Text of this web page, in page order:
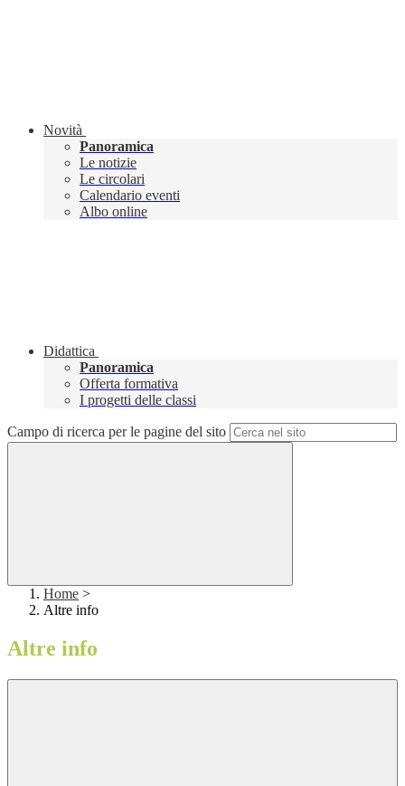
Novità
Panoramica
Le notizie
Le circolari
Calendario eventi
Albo online
Didattica
Panoramica
Offerta formativa
I progetti delle classi
Campo di ricerca per le pagine del sito
Home >
Altre info
Altre info